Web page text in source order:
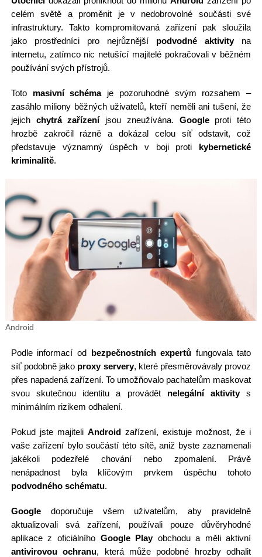
celém světě a proměnit je v nedobrovolné součásti své
infrastruktury. Takto kompromitovaná zařízení pak sloužila
jako prostředníci pro nejrůznější podvodné aktivityna
internetu, zatímco nic netušící majitelé pokračovali v běžném
používání svých přístrojů.
Toto masivní schémaje pozoruhodné svým rozsahem –
zasáhlo miliony běžných uživatelů, kteří neměli ani tušení, že
jejich chytrá zařízeníjsou zneužívána. Googleproti této
hrozbě zakročil rázně a dokázal celou síť odstavit, což
představuje významný úspěch v boji proti kybernetické
kriminalitě.
Android
Podle informací od bezpečnostních expertů fungovala tato
síť podobně jako proxy servery, které přesměrovávaly provoz
přes napadená zařízení. To umožňovalo pachatelům maskovat
svou skutečnou identitu a provádět nelegální aktivitys
minimálním rizikem odhalení.
Pokud jste majiteli Android zařízení, existuje možnost, že i
vaše zařízení bylo součástí této sítě, aniž byste zaznamenali
jakékoli podezřelé chování nebo zpomalení. Právě
nenápadnost byla klíčovým prvkem úspěchu tohoto
podvodného schématu.
Googledoporučuje všem uživatelům, aby pravidelně
aktualizovali svá zařízení, používali pouze důvěryhodné
aplikace z oficiálního Google Playobchodu a měli aktivní
antivirovou ochranu, která může podobné hrozby odhalit